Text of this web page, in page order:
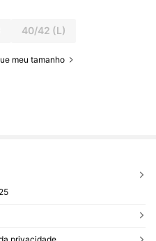
40/42 (L)
meu tamanho